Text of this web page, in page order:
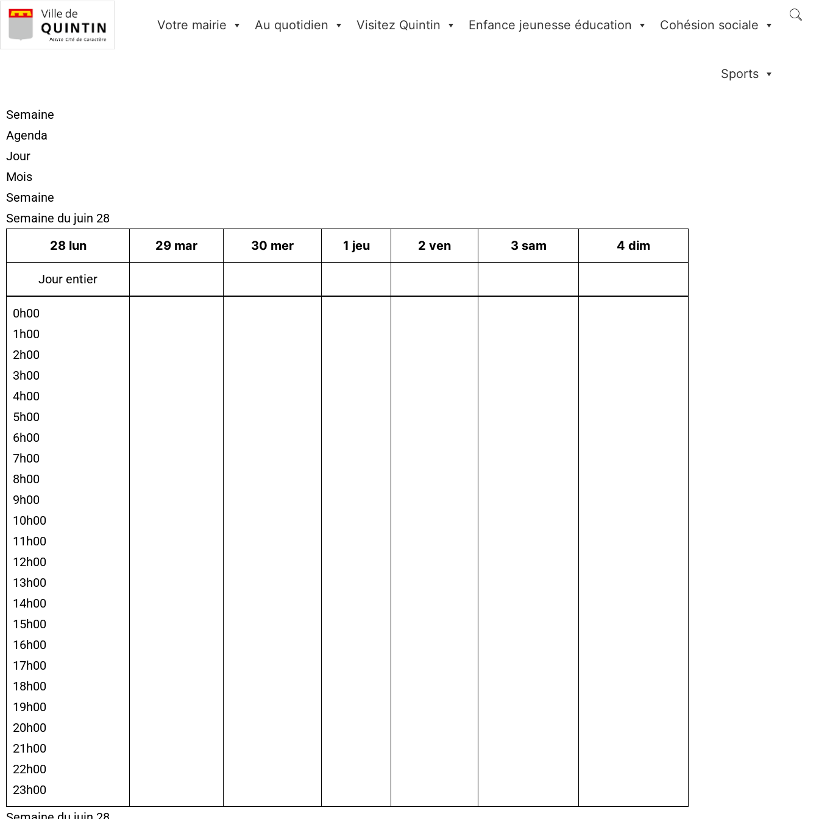
Votre mairie Au quotidien Visitez Quintin Enfance jeunesse éducation Cohésion sociale
Sports
Semaine
Agenda
Jour
Mois
Semaine
Semaine du juin 28
28 lun 29 mar 30 mer 1 jeu 2 ven 3 sam 4 dim
Jour entier
0h00
1h00
2h00
3h00
4h00
5h00
6h00
7h00
8h00
9h00
10h00
11h00
12h00
13h00
14h00
15h00
16h00
17h00
18h00
19h00
20h00
21h00
22h00
23h00